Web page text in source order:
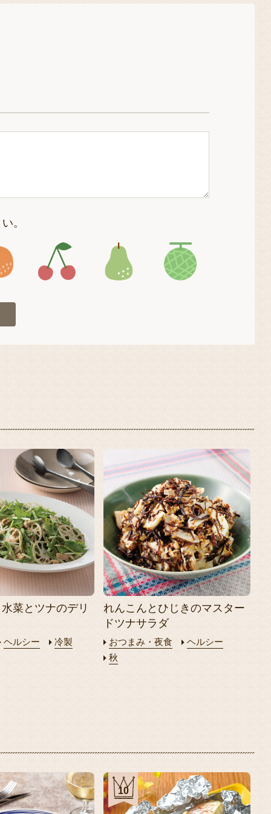
。
アイコン5 アイコン6 アイコン7
菜とツナのデリ
ヘルシー 冷製
れんこんとひじきのマスター
ドツナサラダ
おつまみ・夜食
ヘルシー
秋
10